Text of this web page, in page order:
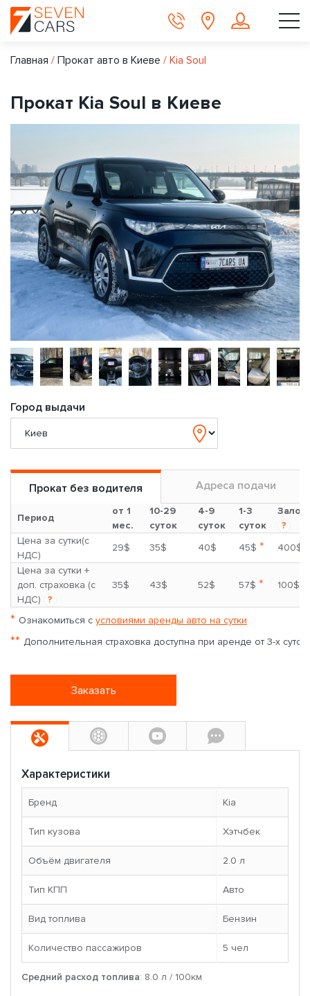
Главная / Прокат авто в Киеве / Kia Soul
Прокат Kia Soul в Киеве
Город выдачи
Прокат без водителя Адреса подачи
Период
от 1
мес.
10-29
суток
4-9
суток
1-3
суток
Залог
?
Цена за сутки(с
НДС)
29$ 35$ 40$ 45$ *
400$
Цена за сутки +
доп. страховка (с
НДС)
?
35$ 43$ 52$ 57$ * 100$
* Ознакомиться с условиями аренды авто на сутки
** Дополнительная страховка доступна при аренде от 3-х суток
Заказать
Характеристики
Бренд Kia
Тип кузова Хэтчбек
Объём двигателя 2.0 л
Тип КПП Авто
Вид топлива Бензин
Количество пассажиров 5 чел
Средний расход топлива: 8.0 л / 100км